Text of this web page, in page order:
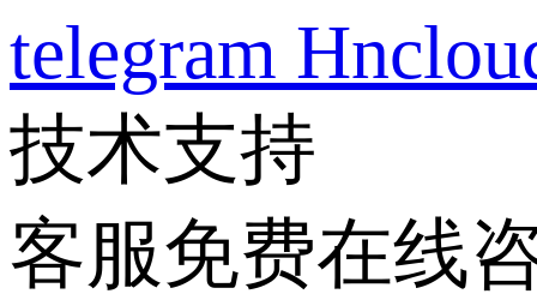
telegram
技术支持
客服免费在线